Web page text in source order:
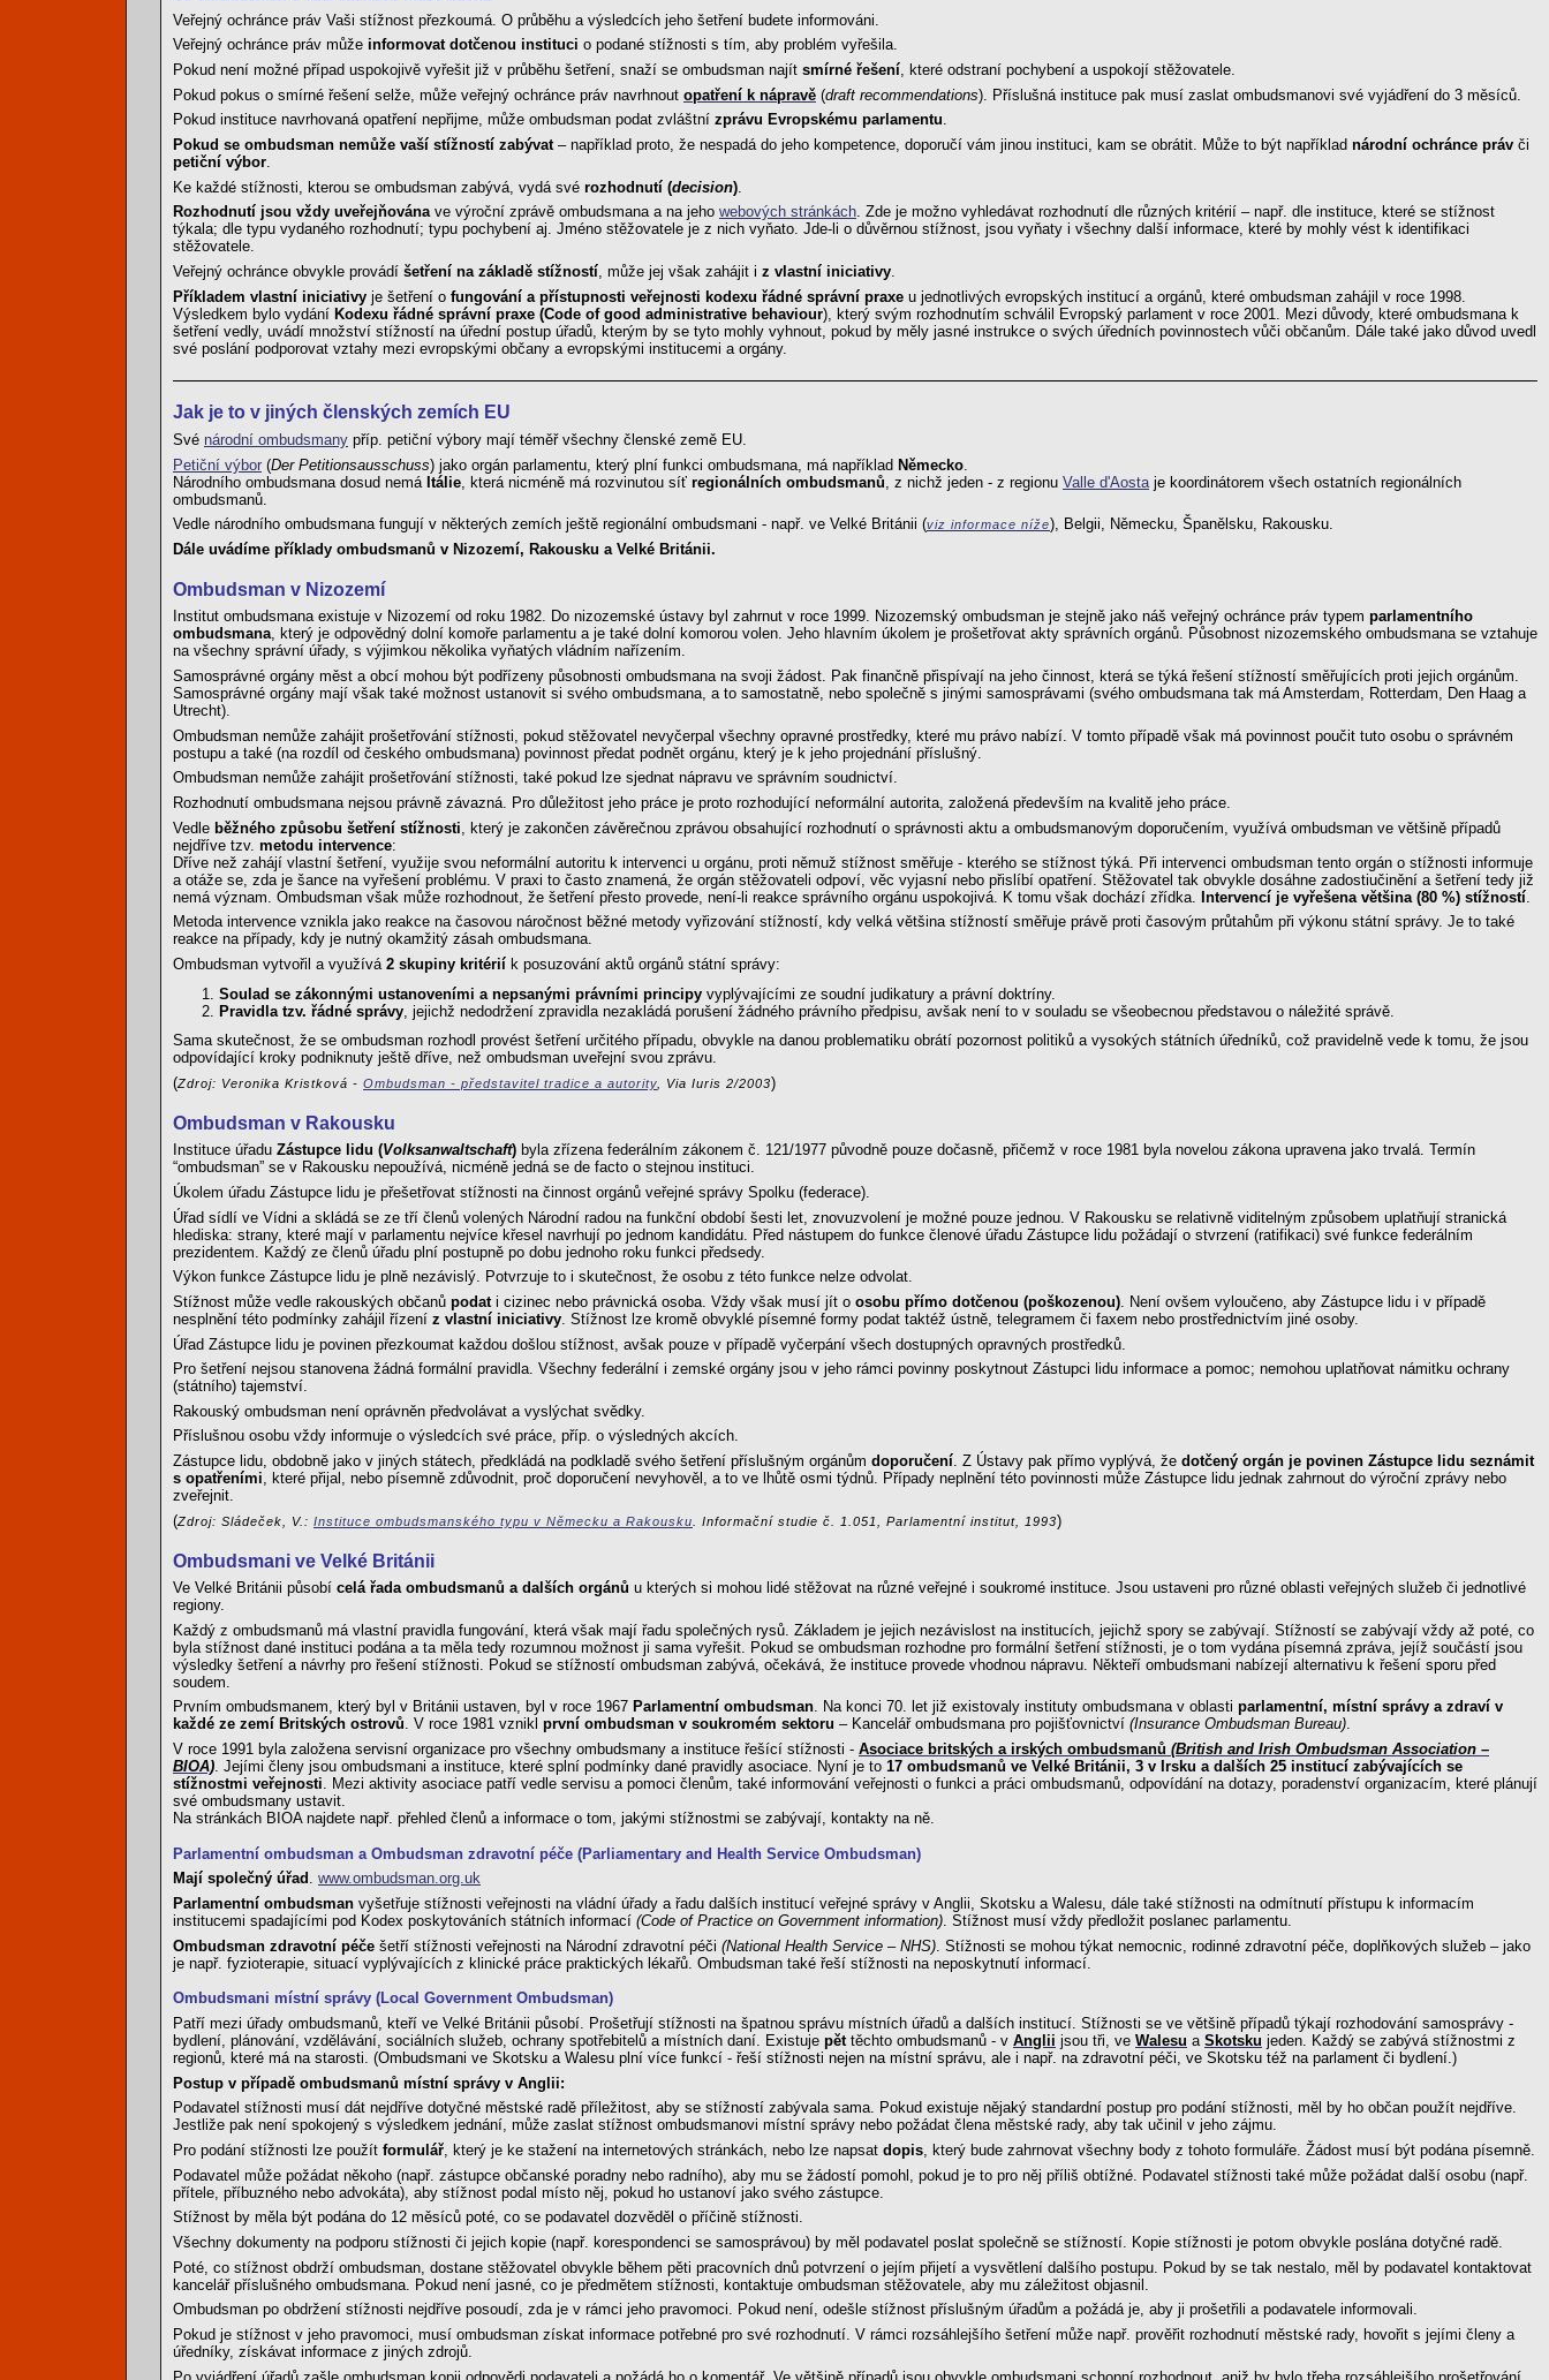
Veřejný ochránce práv Vaši stížnost přezkoumá. O průběhu a výsledcích jeho šetření budete informováni.
Veřejný ochránce práv může informovat dotčenou instituci o podané stížnosti s tím, aby problém vyřešila.
Pokud není možné případ uspokojivě vyřešit již v průběhu šetření, snaží se ombudsman najít smírné řešení , které odstraní pochybení a uspokojí stěžovatele.
Pokud pokus o smírné řešení selže, může veřejný ochránce práv navrhnout opatření k nápravě (draft recommendations). Příslušná instituce pak musí zaslat ombudsmanovi své vyjádření do 3 měsíců.
Pokud instituce navrhovaná opatření nepřijme, může ombudsman podat zvláštní zprávu Evropskému parlamentu.
Pokud se ombudsman nemůže vaší stížností zabývat – například proto, že nespadá do jeho kompetence, doporučí vám jinou instituci, kam se obrátit. Může to být například národní ochránce práv či
petiční výbor
Ke každé stížnosti, kterou se ombudsman zabývá, vydá své rozhodnutí (decision)
Rozhodnutí jsou vždy uveřejňována ve výroční zprávě ombudsmana a na jeho webových stránkách. Zde je možno vyhledávat rozhodnutí dle různých kritérií – např. dle instituce, které se stížnost
týkala; dle typu vydaného rozhodnutí; typu pochybení aj. Jméno stěžovatele je z nich vyňato. Jde-li o důvěrnou stížnost, jsou vyňaty i všechny další informace, které by mohly vést k identifikaci
stěžovatele.
Veřejný ochránce obvykle provádí šetření na základě stížností , může jej však zahájit i z vlastní iniciativy
Příkladem vlastní iniciativy je šetření o fungování a přístupnosti veřejnosti kodexu řádné správní praxe u jednotlivých evropských institucí a orgánů, které ombudsman zahájil v roce 1998.
Výsledkem bylo vydání Kodexu řádné správní praxe (Code of good administrative behaviour), který svým rozhodnutím schválil Evropský parlament v roce 2001. Mezi důvody, které ombudsmana k
šetření vedly, uvádí množství stížností na úřední postup úřadů, kterým by se tyto mohly vyhnout, pokud by měly jasné instrukce o svých úředních povinnostech vůči občanům. Dále také jako důvod uvedl
své poslání podporovat vztahy mezi evropskými občany a evropskými institucemi a orgány.
Jak je to v jiných členských zemích EU
Své národní ombudsmany příp. petiční výbory mají téměř všechny členské země EU.
Petiční výbor (Der Petitionsausschuss) jako orgán parlamentu, který plní funkci ombudsmana, má například Německo
Národního ombudsmana dosud nemá Itálie , která nicméně má rozvinutou síť regionálních ombudsmanů , z nichž jeden - z regionu Valle d'Aosta je koordinátorem všech ostatních regionálních
ombudsmanů.
Vedle národního ombudsmana fungují v některých zemích ještě regionální ombudsmani - např. ve Velké Británii (viz informace níže), Belgii, Německu, Španělsku, Rakousku.
Dále uvádíme příklady ombudsmanů v Nizozemí, Rakousku a Velké Británii.
Ombudsman v Nizozemí
Institut ombudsmana existuje v Nizozemí od roku 1982. Do nizozemské ústavy byl zahrnut v roce 1999. Nizozemský ombudsman je stejně jako náš veřejný ochránce práv typem parlamentního
ombudsmana, který je odpovědný dolní komoře parlamentu a je také dolní komorou volen. Jeho hlavním úkolem je prošetřovat akty správních orgánů. Působnost nizozemského ombudsmana se vztahuje
na všechny správní úřady, s výjimkou několika vyňatých vládním nařízením.
Samosprávné orgány měst a obcí mohou být podřízeny působnosti ombudsmana na svoji žádost. Pak finančně přispívají na jeho činnost, která se týká řešení stížností směřujících proti jejich orgánům.
Samosprávné orgány mají však také možnost ustanovit si svého ombudsmana, a to samostatně, nebo společně s jinými samosprávami (svého ombudsmana tak má Amsterdam, Rotterdam, Den Haag a
Utrecht).
Ombudsman nemůže zahájit prošetřování stížnosti, pokud stěžovatel nevyčerpal všechny opravné prostředky, které mu právo nabízí. V tomto případě však má povinnost poučit tuto osobu o správném
postupu a také (na rozdíl od českého ombudsmana) povinnost předat podnět orgánu, který je k jeho projednání příslušný.
Ombudsman nemůže zahájit prošetřování stížnosti, také pokud lze sjednat nápravu ve správním soudnictví.
Rozhodnutí ombudsmana nejsou právně závazná. Pro důležitost jeho práce je proto rozhodující neformální autorita, založená především na kvalitě jeho práce.
Vedle běžného způsobu šetření stížnosti , který je zakončen závěrečnou zprávou obsahující rozhodnutí o správnosti aktu a ombudsmanovým doporučením, využívá ombudsman ve většině případů
nejdříve tzv. metodu intervence:
Dříve než zahájí vlastní šetření, využije svou neformální autoritu k intervenci u orgánu, proti němuž stížnost směřuje - kterého se stížnost týká. Při intervenci ombudsman tento orgán o stížnosti informuje
a otáže se, zda je šance na vyřešení problému. V praxi to často znamená, že orgán stěžovateli odpoví, věc vyjasní nebo přislíbí opatření. Stěžovatel tak obvykle dosáhne zadostiučinění a šetření tedy již
nemá význam. Ombudsman však může rozhodnout, že šetření přesto provede, není-li reakce správního orgánu uspokojivá. K tomu však dochází zřídka. Intervencí je vyřešena většina (80 %) stížností
Metoda intervence vznikla jako reakce na časovou náročnost běžné metody vyřizování stížností, kdy velká většina stížností směřuje právě proti časovým průtahům při výkonu státní správy. Je to také
reakce na případy, kdy je nutný okamžitý zásah ombudsmana.
Ombudsman vytvořil a využívá 2 skupiny kritérií k posuzování aktů orgánů státní správy:
Soulad se zákonnými ustanoveními a nepsanými právními principy vyplývajícími ze soudní judikatury a právní doktríny.
Pravidla tzv. řádné správy , jejichž nedodržení zpravidla nezakládá porušení žádného právního předpisu, avšak není to v souladu se všeobecnou představou o náležité správě.
Sama skutečnost, že se ombudsman rozhodl provést šetření určitého případu, obvykle na danou problematiku obrátí pozornost politiků a vysokých státních úředníků, což pravidelně vede k tomu, že jsou
odpovídající kroky podniknuty ještě dříve, než ombudsman uveřejní svou zprávu.
(Zdroj: Veronika Kristková - Ombudsman - představitel tradice a autority , Via Iuris 2/2003)
Ombudsman v Rakousku
Instituce úřadu Zástupce lidu (Volksanwaltschaft) byla zřízena federálním zákonem č. 121/1977 původně pouze dočasně, přičemž v roce 1981 byla novelou zákona upravena jako trvalá. Termín
“ombudsman” se v Rakousku nepoužívá, nicméně jedná se de facto o stejnou instituci.
Úkolem úřadu Zástupce lidu je přešetřovat stížnosti na činnost orgánů veřejné správy Spolku (federace).
Úřad sídlí ve Vídni a skládá se ze tří členů volených Národní radou na funkční období šesti let, znovuzvolení je možné pouze jednou. V Rakousku se relativně viditelným způsobem uplatňují stranická
hlediska: strany, které mají v parlamentu nejvíce křesel navrhují po jednom kandidátu. Před nástupem do funkce členové úřadu Zástupce lidu požádají o stvrzení (ratifikaci) své funkce federálním
prezidentem. Každý ze členů úřadu plní postupně po dobu jednoho roku funkci předsedy.
Výkon funkce Zástupce lidu je plně nezávislý. Potvrzuje to i skutečnost, že osobu z této funkce nelze odvolat.
Stížnost může vedle rakouských občanů podat i cizinec nebo právnická osoba. Vždy však musí jít o osobu přímo dotčenou (poškozenou) . Není ovšem vyloučeno, aby Zástupce lidu i v případě
nesplnění této podmínky zahájil řízení z vlastní iniciativy . Stížnost lze kromě obvyklé písemné formy podat taktéž ústně, telegramem či faxem nebo prostřednictvím jiné osoby.
Úřad Zástupce lidu je povinen přezkoumat každou došlou stížnost, avšak pouze v případě vyčerpání všech dostupných opravných prostředků.
Pro šetření nejsou stanovena žádná formální pravidla. Všechny federální i zemské orgány jsou v jeho rámci povinny poskytnout Zástupci lidu informace a pomoc; nemohou uplatňovat námitku ochrany
(státního) tajemství.
Rakouský ombudsman není oprávněn předvolávat a vyslýchat svědky.
Příslušnou osobu vždy informuje o výsledcích své práce, příp. o výsledných akcích.
Zástupce lidu, obdobně jako v jiných státech, předkládá na podkladě svého šetření příslušným orgánům doporučení. Z Ústavy pak přímo vyplývá, že dotčený orgán je povinen Zástupce lidu seznámit
s opatřeními, které přijal, nebo písemně zdůvodnit, proč doporučení nevyhověl, a to ve lhůtě osmi týdnů. Případy neplnění této povinnosti může Zástupce lidu jednak zahrnout do výroční zprávy nebo
zveřejnit.
(Zdroj: Sládeček, V.: Instituce ombudsmanského typu v Německu a Rakousku . Informační studie č. 1.051, Parlamentní institut, 1993)
Ombudsmani ve Velké Británii
Ve Velké Británii působí celá řada ombudsmanů a dalších orgánů u kterých si mohou lidé stěžovat na různé veřejné i soukromé instituce. Jsou ustaveni pro různé oblasti veřejných služeb či jednotlivé
regiony.
Každý z ombudsmanů má vlastní pravidla fungování, která však mají řadu společných rysů. Základem je jejich nezávislost na institucích, jejichž spory se zabývají. Stížností se zabývají vždy až poté, co
byla stížnost dané instituci podána a ta měla tedy rozumnou možnost ji sama vyřešit. Pokud se ombudsman rozhodne pro formální šetření stížnosti, je o tom vydána písemná zpráva, jejíž součástí jsou
výsledky šetření a návrhy pro řešení stížnosti. Pokud se stížností ombudsman zabývá, očekává, že instituce provede vhodnou nápravu. Někteří ombudsmani nabízejí alternativu k řešení sporu před
soudem.
Prvním ombudsmanem, který byl v Británii ustaven, byl v roce 1967 Parlamentní ombudsman. Na konci 70. let již existovaly instituty ombudsmana v oblasti parlamentní, místní správy a zdraví v
každé ze zemí Britských ostrovů. V roce 1981 vznikl první ombudsman v soukromém sektoru – Kancelář ombudsmana pro pojišťovnictví (Insurance Ombudsman Bureau).
V roce 1991 byla založena servisní organizace pro všechny ombudsmany a instituce řešící stížnosti - Asociace britských a irských ombudsmanů (British and Irish Ombudsman Association –
BIOA). Jejími členy jsou ombudsmani a instituce, které splní podmínky dané pravidly asociace. Nyní je to 17 ombudsmanů ve Velké Británii, 3 v Irsku a dalších 25 institucí zabývajících se
stížnostmi veřejnosti. Mezi aktivity asociace patří vedle servisu a pomoci členům, také informování veřejnosti o funkci a práci ombudsmanů, odpovídání na dotazy, poradenství organizacím, které plánují
své ombudsmany ustavit.
Na stránkách BIOA najdete např. přehled členů a informace o tom, jakými stížnostmi se zabývají, kontakty na ně.
Parlamentní ombudsman a Ombudsman zdravotní péče (Parliamentary and Health Service Ombudsman)
Mají společný úřad . www.ombudsman.org.uk
Parlamentní ombudsman vyšetřuje stížnosti veřejnosti na vládní úřady a řadu dalších institucí veřejné správy v Anglii, Skotsku a Walesu, dále také stížnosti na odmítnutí přístupu k informacím
institucemi spadajícími pod Kodex poskytováních státních informací (Code of Practice on Government information). Stížnost musí vždy předložit poslanec parlamentu.
Ombudsman zdravotní péče šetří stížnosti veřejnosti na Národní zdravotní péči (National Health Service – NHS) . Stížnosti se mohou týkat nemocnic, rodinné zdravotní péče, doplňkových služeb – jako
je např. fyzioterapie, situací vyplývajících z klinické práce praktických lékařů. Ombudsman také řeší stížnosti na neposkytnutí informací.
Ombudsmani místní správy (Local Government Ombudsman)
Patří mezi úřady ombudsmanů, kteří ve Velké Británii působí. Prošetřují stížnosti na špatnou správu místních úřadů a dalších institucí. Stížnosti se ve většině případů týkají rozhodování samosprávy -
bydlení, plánování, vzdělávání, sociálních služeb, ochrany spotřebitelů a místních daní. Existuje pět těchto ombudsmanů - v Anglii jsou tři, ve Walesu a Skotsku jeden. Každý se zabývá stížnostmi z
regionů, které má na starosti. (Ombudsmani ve Skotsku a Walesu plní více funkcí - řeší stížnosti nejen na místní správu, ale i např. na zdravotní péči, ve Skotsku též na parlament či bydlení.)
Postup v případě ombudsmanů místní správy v Anglii:
Podavatel stížnosti musí dát nejdříve dotyčné městské radě příležitost, aby se stížností zabývala sama. Pokud existuje nějaký standardní postup pro podání stížnosti, měl by ho občan použít nejdříve.
Jestliže pak není spokojený s výsledkem jednání, může zaslat stížnost ombudsmanovi místní správy nebo požádat člena městské rady, aby tak učinil v jeho zájmu.
Pro podání stížnosti lze použít formulář , který je ke stažení na internetových stránkách, nebo lze napsat dopis , který bude zahrnovat všechny body z tohoto formuláře. Žádost musí být podána písemně.
Podavatel může požádat někoho (např. zástupce občanské poradny nebo radního), aby mu se žádostí pomohl, pokud je to pro něj příliš obtížné. Podavatel stížnosti také může požádat další osobu (např.
přítele, příbuzného nebo advokáta), aby stížnost podal místo něj, pokud ho ustanoví jako svého zástupce.
Stížnost by měla být podána do 12 měsíců poté, co se podavatel dozvěděl o příčině stížnosti.
Všechny dokumenty na podporu stížnosti či jejich kopie (např. korespondenci se samosprávou) by měl podavatel poslat společně se stížností. Kopie stížnosti je potom obvykle poslána dotyčné radě.
Poté, co stížnost obdrží ombudsman, dostane stěžovatel obvykle během pěti pracovních dnů potvrzení o jejím přijetí a vysvětlení dalšího postupu. Pokud by se tak nestalo, měl by podavatel kontaktovat
kancelář příslušného ombudsmana. Pokud není jasné, co je předmětem stížnosti, kontaktuje ombudsman stěžovatele, aby mu záležitost objasnil.
Ombudsman po obdržení stížnosti nejdříve posoudí, zda je v rámci jeho pravomoci. Pokud není, odešle stížnost příslušným úřadům a požádá je, aby ji prošetřili a podavatele informovali.
Pokud je stížnost v jeho pravomoci, musí ombudsman získat informace potřebné pro své rozhodnutí. V rámci rozsáhlejšího šetření může např. prověřit rozhodnutí městské rady, hovořit s jejími členy a
úředníky, získávat informace z jiných zdrojů.
Po vyjádření úřadů zašle ombudsman kopii odpovědi podavateli a požádá ho o komentář. Ve většině případů jsou obvykle ombudsmani schopní rozhodnout, aniž by bylo třeba rozsáhlejšího prošetřování